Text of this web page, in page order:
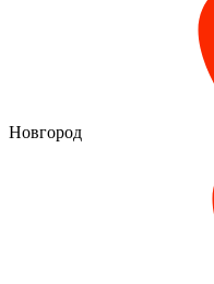
Новгород